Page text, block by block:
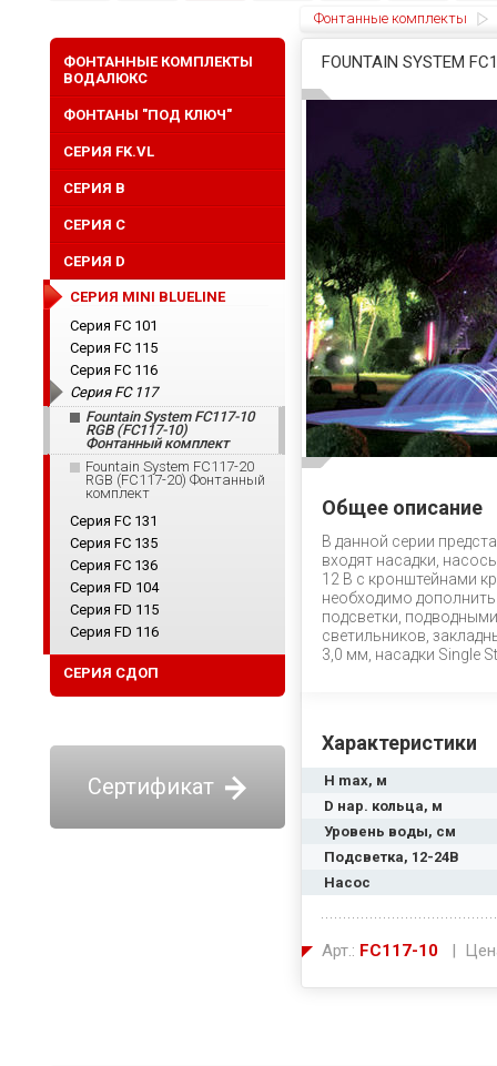
Фонтанные комплекты
FOUNTAIN SYSTEM
Общее описание
В данной серии
входят насадки,
12 В с кронштейнами
необходимо
подсветки,
светильников,
3,0 мм, насадки Single
Характеристики
H max, м
D нар. кольца, м
Уровень воды, см
Подсветка, 12-24В
Насос
Арт.: FC117-10 |
ФОНТАННЫЕ КОМПЛЕКТЫ
ВОДАЛЮКС
ФОНТАНЫ "ПОД КЛЮЧ"
СЕРИЯ FK.VL
СЕРИЯ B
СЕРИЯ C
СЕРИЯ D
СЕРИЯ MINI BLUELINE
Серия FС 101
Серия FС 115
Серия FС 116
Серия FC 117
Fountain System FC117-10
RGB (FC117-10)
Фонтанный комплект
Fountain System FC117-20
RGB (FC117-20) Фонтанный
комплект
Серия FC 131
Серия FC 135
Серия FC 136
Серия FD 104
Серия FD 115
Серия FD 116
СЕРИЯ СДОП
Сертификат